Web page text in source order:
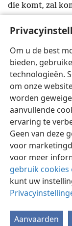
Om u de best
bieden,
technologieën.
om onze
worden
aanvullende
ervaring te
Geen van deze
voor
voor meer
gebruik
kunt uw
Aanvaarden
die komt, zal
38
en ‘als hij
terugdeinst en
dat geloof heeft
Copyright © 2026